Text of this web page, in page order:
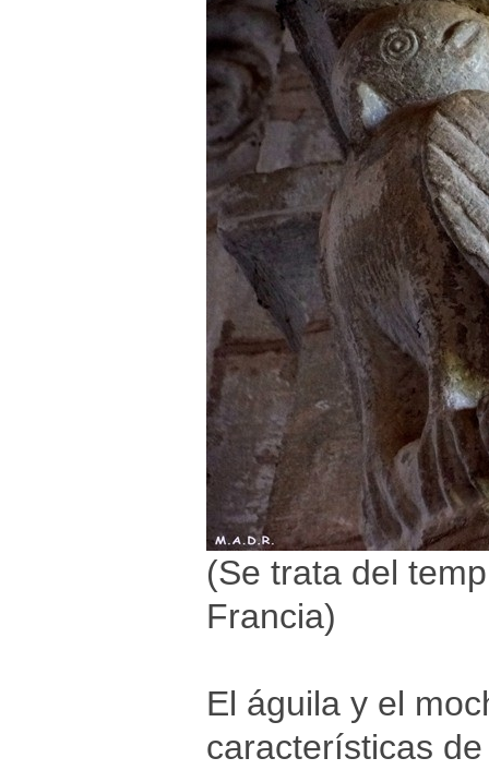
(Se trata del
Francia)
El águila y el
características